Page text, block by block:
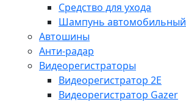
Средство для ухода
Шампунь автомобильный
Автошины
Анти-радар
Видеорегистраторы
Видеорегистратор 2E
Видеорегистратор Gazer